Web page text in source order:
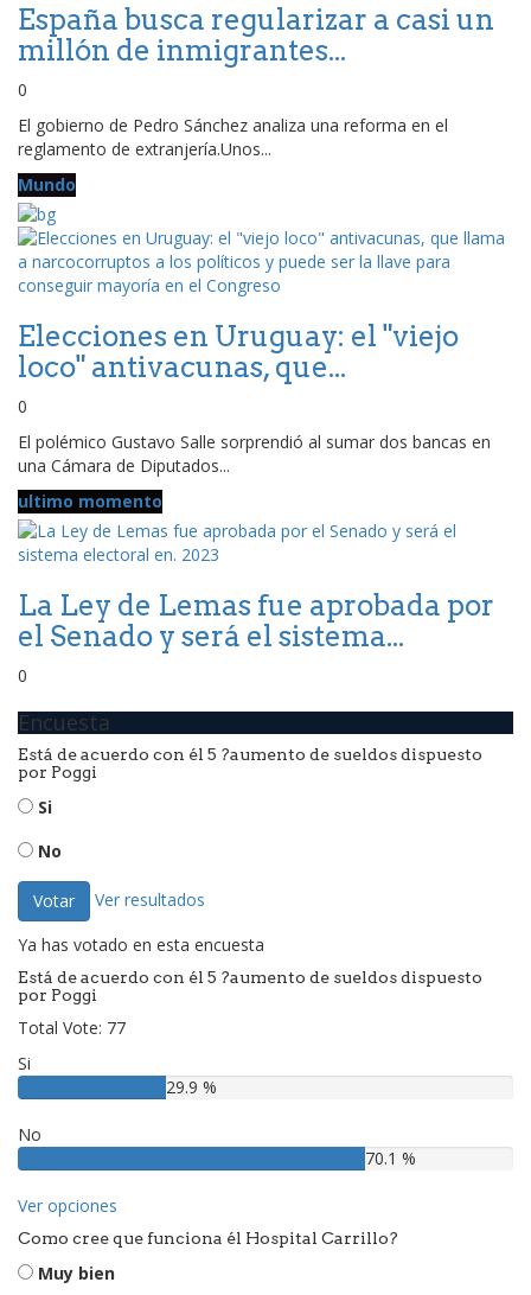
España busca regularizar a casi un
millón de inmigrantes...
0
El gobierno de Pedro Sánchez analiza una reforma en el
reglamento de extranjería.Unos...
Mundo
Elecciones en Uruguay: el "viejo
loco" antivacunas, que...
0
El polémico Gustavo Salle sorprendió al sumar dos bancas en
una Cámara de Diputados...
ultimo momento
La Ley de Lemas fue aprobada por
el Senado y será el sistema...
0
Encuesta
Está de acuerdo con él 5 ?aumento de sueldos dispuesto
por Poggi
Si
No
Votar Ver resultados
Ya has votado en esta encuesta
Está de acuerdo con él 5 ?aumento de sueldos dispuesto
por Poggi
Total Vote: 77
Si
29.9 %
No
70.1 %
Ver opciones
Como cree que funciona él Hospital Carrillo?
Muy bien